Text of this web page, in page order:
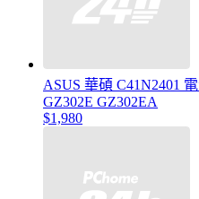
ASUS 華碩 C41N2401
GZ302E GZ302EA
$1,980